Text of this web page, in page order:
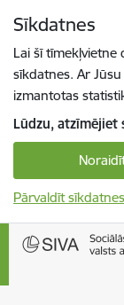
Sīkdatnes
Lai šī
sīkdatnes. Ar
izmantotas
Lūdzu, atzīmējiet
Pārvaldīt sīkdatnes